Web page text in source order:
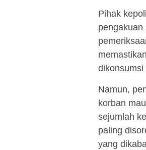
Pihak
pengakuan
dikonsumsi
Namun,
korban
sejumlah
paling
yang